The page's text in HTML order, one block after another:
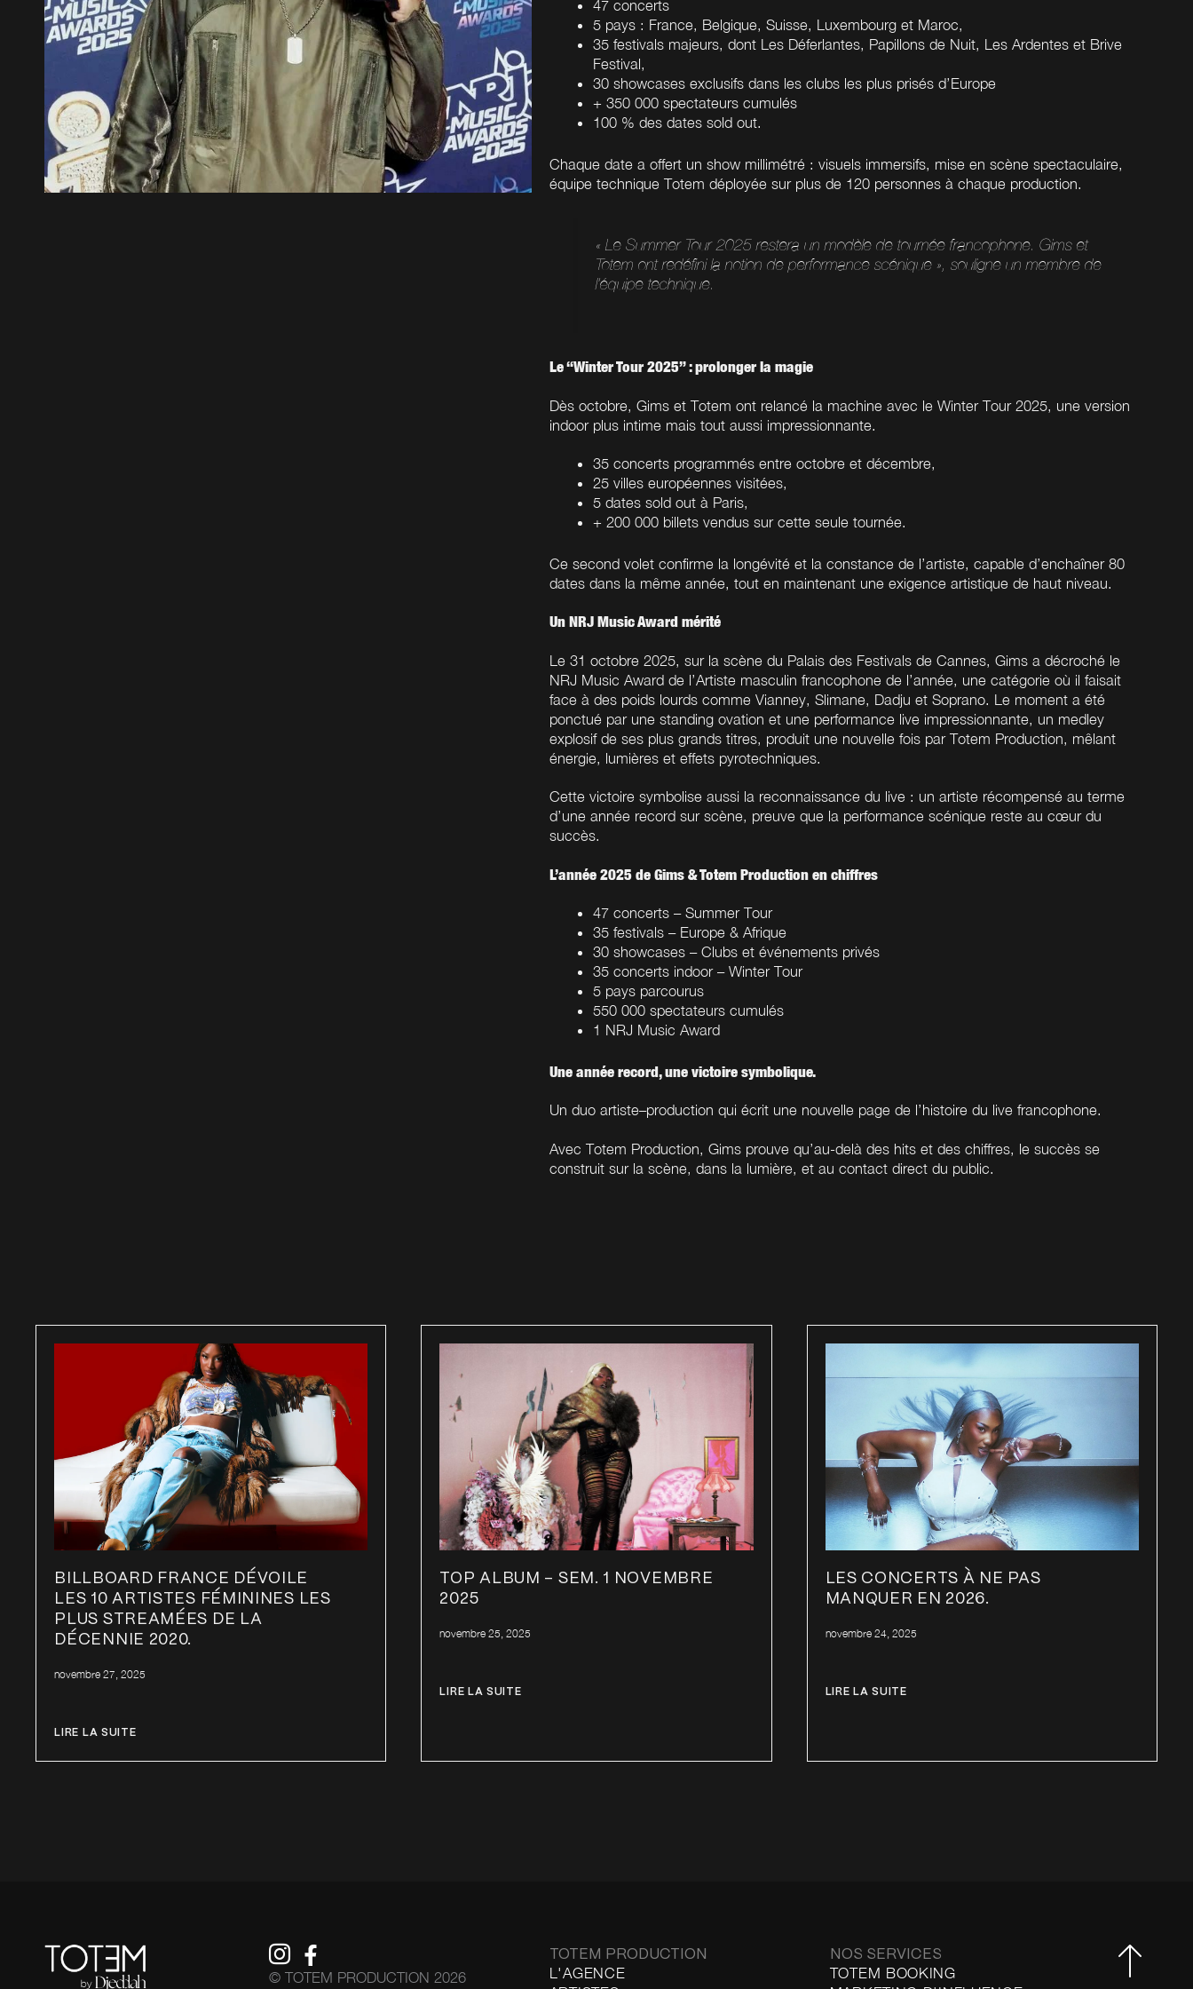
47 concerts
5 pays : France, Belgique, Suisse, Luxembourg et Maroc,
35 festivals majeurs, dont Les Déferlantes, Papillons de Nuit, Les Ardentes et Brive
Festival,
30 showcases exclusifs dans les clubs les plus prisés d’Europe
+ 350 000 spectateurs cumulés
100 % des dates sold out.
Chaque date a offert un show millimétré : visuels immersifs, mise en scène spectaculaire,
équipe technique Totem déployée sur plus de 120 personnes à chaque production.
« Le Summer Tour 2025 restera un modèle de tournée francophone. Gims et
Totem ont redéfini la notion de performance scénique », souligne un membre de
l’équipe technique.
Le “Winter Tour 2025” : prolonger la magie
Dès octobre, Gims et Totem ont relancé la machine avec le Winter Tour 2025, une version
indoor plus intime mais tout aussi impressionnante.
35 concerts programmés entre octobre et décembre,
25 villes européennes visitées,
5 datessold out à Paris,
+ 200 000 billets vendus sur cette seule tournée.
Ce second volet confirme la longévité et la constance de l’artiste, capable d’enchaîner 80
dates dans la même année, tout en maintenant une exigence artistique de haut niveau.
Un NRJ Music Award mérité
Le 31 octobre 2025, sur la scène du Palais des Festivals de Cannes, Gims a décroché le
NRJ Music Award de l’Artiste masculin francophone de l’année, une catégorie où il faisait
face à des poids lourds comme Vianney, Slimane, Dadju et Soprano. Le moment a été
ponctué par une standing ovation et une performance live impressionnante, un medley
explosif de ses plus grands titres, produit une nouvelle fois par Totem Production, mêlant
énergie, lumières et effets pyrotechniques.
Cette victoire symbolise aussi la reconnaissance du live : un artiste récompensé au terme
d’une année record sur scène, preuve que la performance scénique reste au cœur du
succès.
L’année 2025 de Gims & Totem Production en chiffres
47 concerts – Summer Tour
35 festivals – Europe & Afrique
30 showcases – Clubs et événements privés
35 concerts indoor – Winter Tour
5 pays parcourus
550 000 spectateurs cumulés
1 NRJ Music Award
Une année record, une victoire symbolique.
Un duo artiste–production qui écrit une nouvelle page de l’histoire du live francophone.
Avec Totem Production, Gims prouve qu’au-delà des hits et des chiffres, le succès se
construit sur la scène, dans la lumière, et au contact direct du public.
BILLBOARD FRANCE DÉVOILE
LES 10 ARTISTES FÉMININES LES
PLUS STREAMÉES DE LA
DÉCENNIE 2020.
novembre 27, 2025
LIRE LA SUITE
TOP ALBUM – SEM. 1 NOVEMBRE
2025
novembre 25, 2025
LIRE LA SUITE
LES CONCERTS À NE PAS
MANQUER EN 2026.
novembre 24, 2025
LIRE LA SUITE
© TOTEM PRODUCTION 2026
TOTEM PRODUCTION
L'AGENCE
NOS SERVICES
TOTEM BOOKING